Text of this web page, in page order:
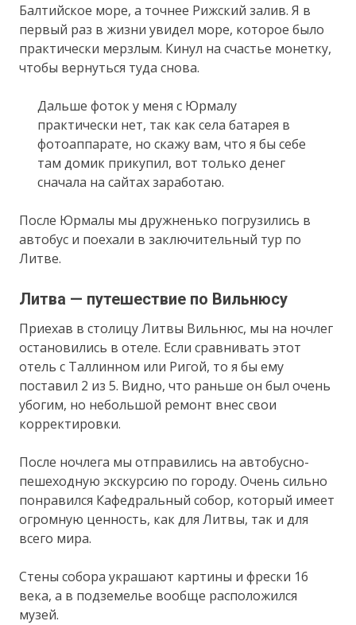
Балтийское море, а точнее Рижский залив. Я в
первый раз в жизни увидел море, которое было
практически мерзлым. Кинул на счастье монетку,
чтобы вернуться туда снова.
Дальше фоток у меня с Юрмалу
практически нет, так как села батарея в
фотоаппарате, но скажу вам, что я бы себе
там домик прикупил, вот только денег
сначала на сайтах заработаю.
После Юрмалы мы дружненько погрузились в
автобус и поехали в заключительный тур по
Литве.
Литва — путешествие по Вильнюсу
Приехав в столицу Литвы Вильнюс, мы на ночлег
остановились в отеле. Если сравнивать этот
отель с Таллинном или Ригой, то я бы ему
поставил 2 из 5. Видно, что раньше он был очень
убогим, но небольшой ремонт внес свои
корректировки.
После ночлега мы отправились на автобусно-
пешеходную экскурсию по городу. Очень сильно
понравился Кафедральный собор, который имеет
огромную ценность, как для Литвы, так и для
всего мира.
Стены собора украшают картины и фрески 16
века, а в подземелье вообще расположился
музей.